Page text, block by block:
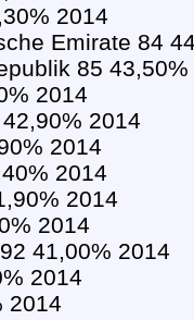
2014
Emirate 84
85
2014
2014
2014
2014
2014
2014
41,00% 2014
2014
2014